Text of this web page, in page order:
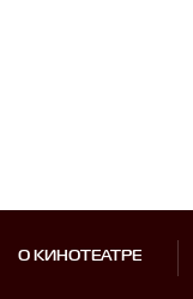
О КИНОТЕАТРЕ